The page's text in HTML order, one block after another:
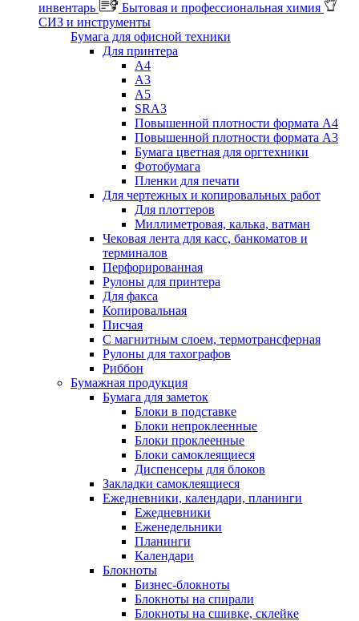
инвентарь
Бытовая и профессиональная химия
СИЗ и инструменты
Бумага для офисной техники
Для принтера
А4
А3
А5
SRA3
Повышенной плотности формата А4
Повышенной плотности формата А3
Бумага цветная для оргтехники
Фотобумага
Пленки для печати
Для чертежных и копировальных работ
Для плоттеров
Миллиметровая, калька, ватман
Чековая лента для касс, банкоматов и
терминалов
Перфорированная
Рулоны для принтера
Для факса
Копировальная
Писчая
С магнитным слоем, термотрансферная
Рулоны для тахографов
Риббон
Бумажная продукция
Бумага для заметок
Блоки в подставке
Блоки непроклеенные
Блоки проклеенные
Блоки самоклеящиеся
Диспенсеры для блоков
Закладки самоклеящиеся
Ежедневники, календари, планинги
Ежедневники
Еженедельники
Планинги
Календари
Блокноты
Бизнес-блокноты
Блокноты на спирали
Блокноты на сшивке, склейке